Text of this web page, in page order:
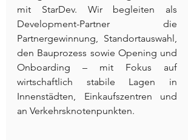
mit StarDev. Wir begleiten als
Development-Partner die
Partnergewinnung, Standortauswahl,
den Bauprozess sowie Opening und
Onboarding – mit Fokus auf
wirtschaftlich stabile Lagen in
Innenstädten, Einkaufszentren und
an Verkehrsknotenpunkten.